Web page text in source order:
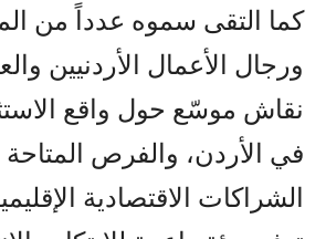
كما التقى سموه عدداً من
ورجال الأعمال الأردنيين
نقاش موسّع حول واقع
في الأردن، والفرص المتاحة
الشراكات الاقتصادية